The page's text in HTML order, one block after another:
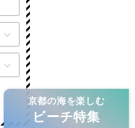
京都の海を楽しむ
ビーチ特集